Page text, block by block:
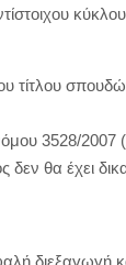
τίτλου
3528/2007
θα έχει
διεξαγωγή